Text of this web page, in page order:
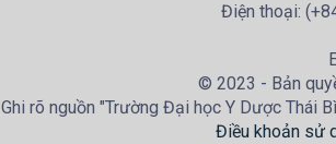
Điện thoại:
© 2023 - Bản
Ghi rõ nguồn "Trường Đại học Y Dược Thái
Điều khoản sử